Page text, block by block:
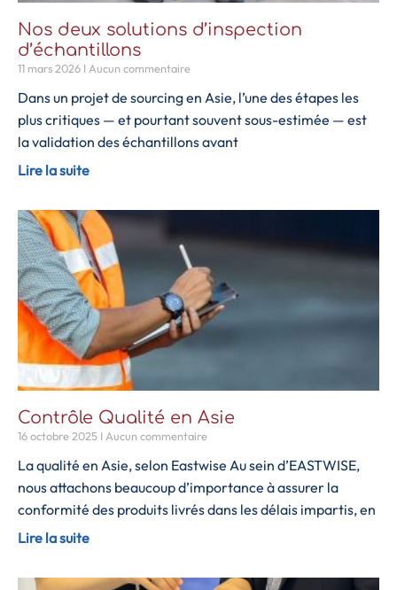
Nos deux solutions d’inspection
d’échantillons
11 mars 2026 Aucun commentaire
Dans un projet de sourcing en Asie, l’une des étapes les
plus critiques — et pourtant souvent sous-estimée — est
la validation des échantillons avant
Lire la suite
Contrôle Qualité en Asie
16 octobre 2025 Aucun commentaire
La qualité en Asie, selon Eastwise Au sein d’EASTWISE,
nous attachons beaucoup d’importance à assurer la
conformité des produits livrés dans les délais impartis, en
Lire la suite